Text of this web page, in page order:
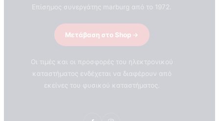
Επίσημος συνεργάτης marburg από το 1972.
Μετάβαση στο Shop
Οι τιμές και οι προσφορές του ηλεκτρονικού
καταστήματος ενδέχεται να διαφέρουν από
εκείνες του φυσικού καταστήματος.